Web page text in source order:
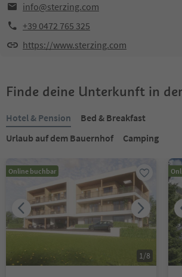
info@sterzing.com
+39 0472 765 325
https://www.sterzing.com
Finde deine Unterkunft in
Hotel & Pension
Bed & Breakfast
Urlaub auf dem Bauernhof
Camping
Online buchbar
1/8